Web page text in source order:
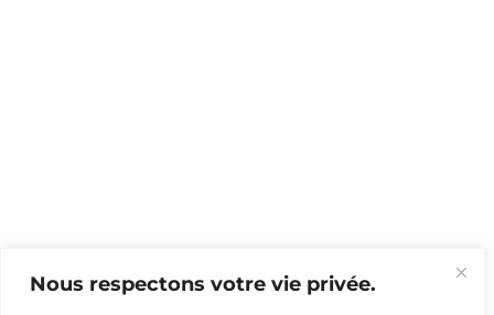
Nous respectons votre vie privée.